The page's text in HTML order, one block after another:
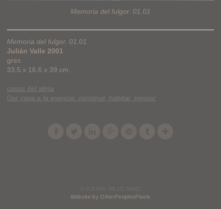
Memoria del fulgor. 01.01
Memoria del fulgor. 01.01
Julián Valle 2001
gres
33.5 x 16.6 x 39 cm.
casas del alma
Dar casa a la esencia: construir, habitar, pensar
© JULIAN VALLE SANZ
Website by OtherPeoplesPixels